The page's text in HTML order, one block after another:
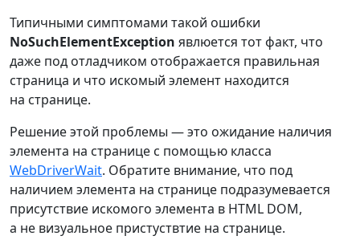
Типичными симптомами такой ошибки
NoSuchElementException явлюется тот факт, что
даже под отладчиком отображается правильная
страница и что искомый элемент находится
на странице.
Решение этой проблемы — это ожидание наличия
элемента на странице с помощью класса
WebDriverWait. Обратите внимание, что под
наличием элемента на странице подразумевается
присутствие искомого элемента в HTML DOM,
а не визуальное пристуствтие на странице.